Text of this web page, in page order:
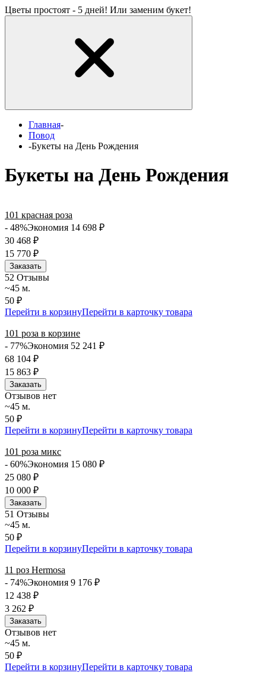
Цветы простоят - 5 дней! Или заменим букет!
Главная-
Повод
-Букеты на День Рождения
Букеты на День Рождения
101 красная роза
- 48%Экономия 14 698 ₽
30 468 ₽
15 770 ₽
Заказать
52 Отзывы
~45 м.
50 ₽
Перейти в корзинуПерейти в карточку товара
101 роза в корзине
- 77%Экономия 52 241 ₽
68 104 ₽
15 863 ₽
Заказать
Отзывов нет
~45 м.
50 ₽
Перейти в корзинуПерейти в карточку товара
101 роза микс
- 60%Экономия 15 080 ₽
25 080 ₽
10 000 ₽
Заказать
51 Отзывы
~45 м.
50 ₽
Перейти в корзинуПерейти в карточку товара
11 роз Hermosa
- 74%Экономия 9 176 ₽
12 438 ₽
3 262 ₽
Заказать
Отзывов нет
~45 м.
50 ₽
Перейти в корзинуПерейти в карточку товара